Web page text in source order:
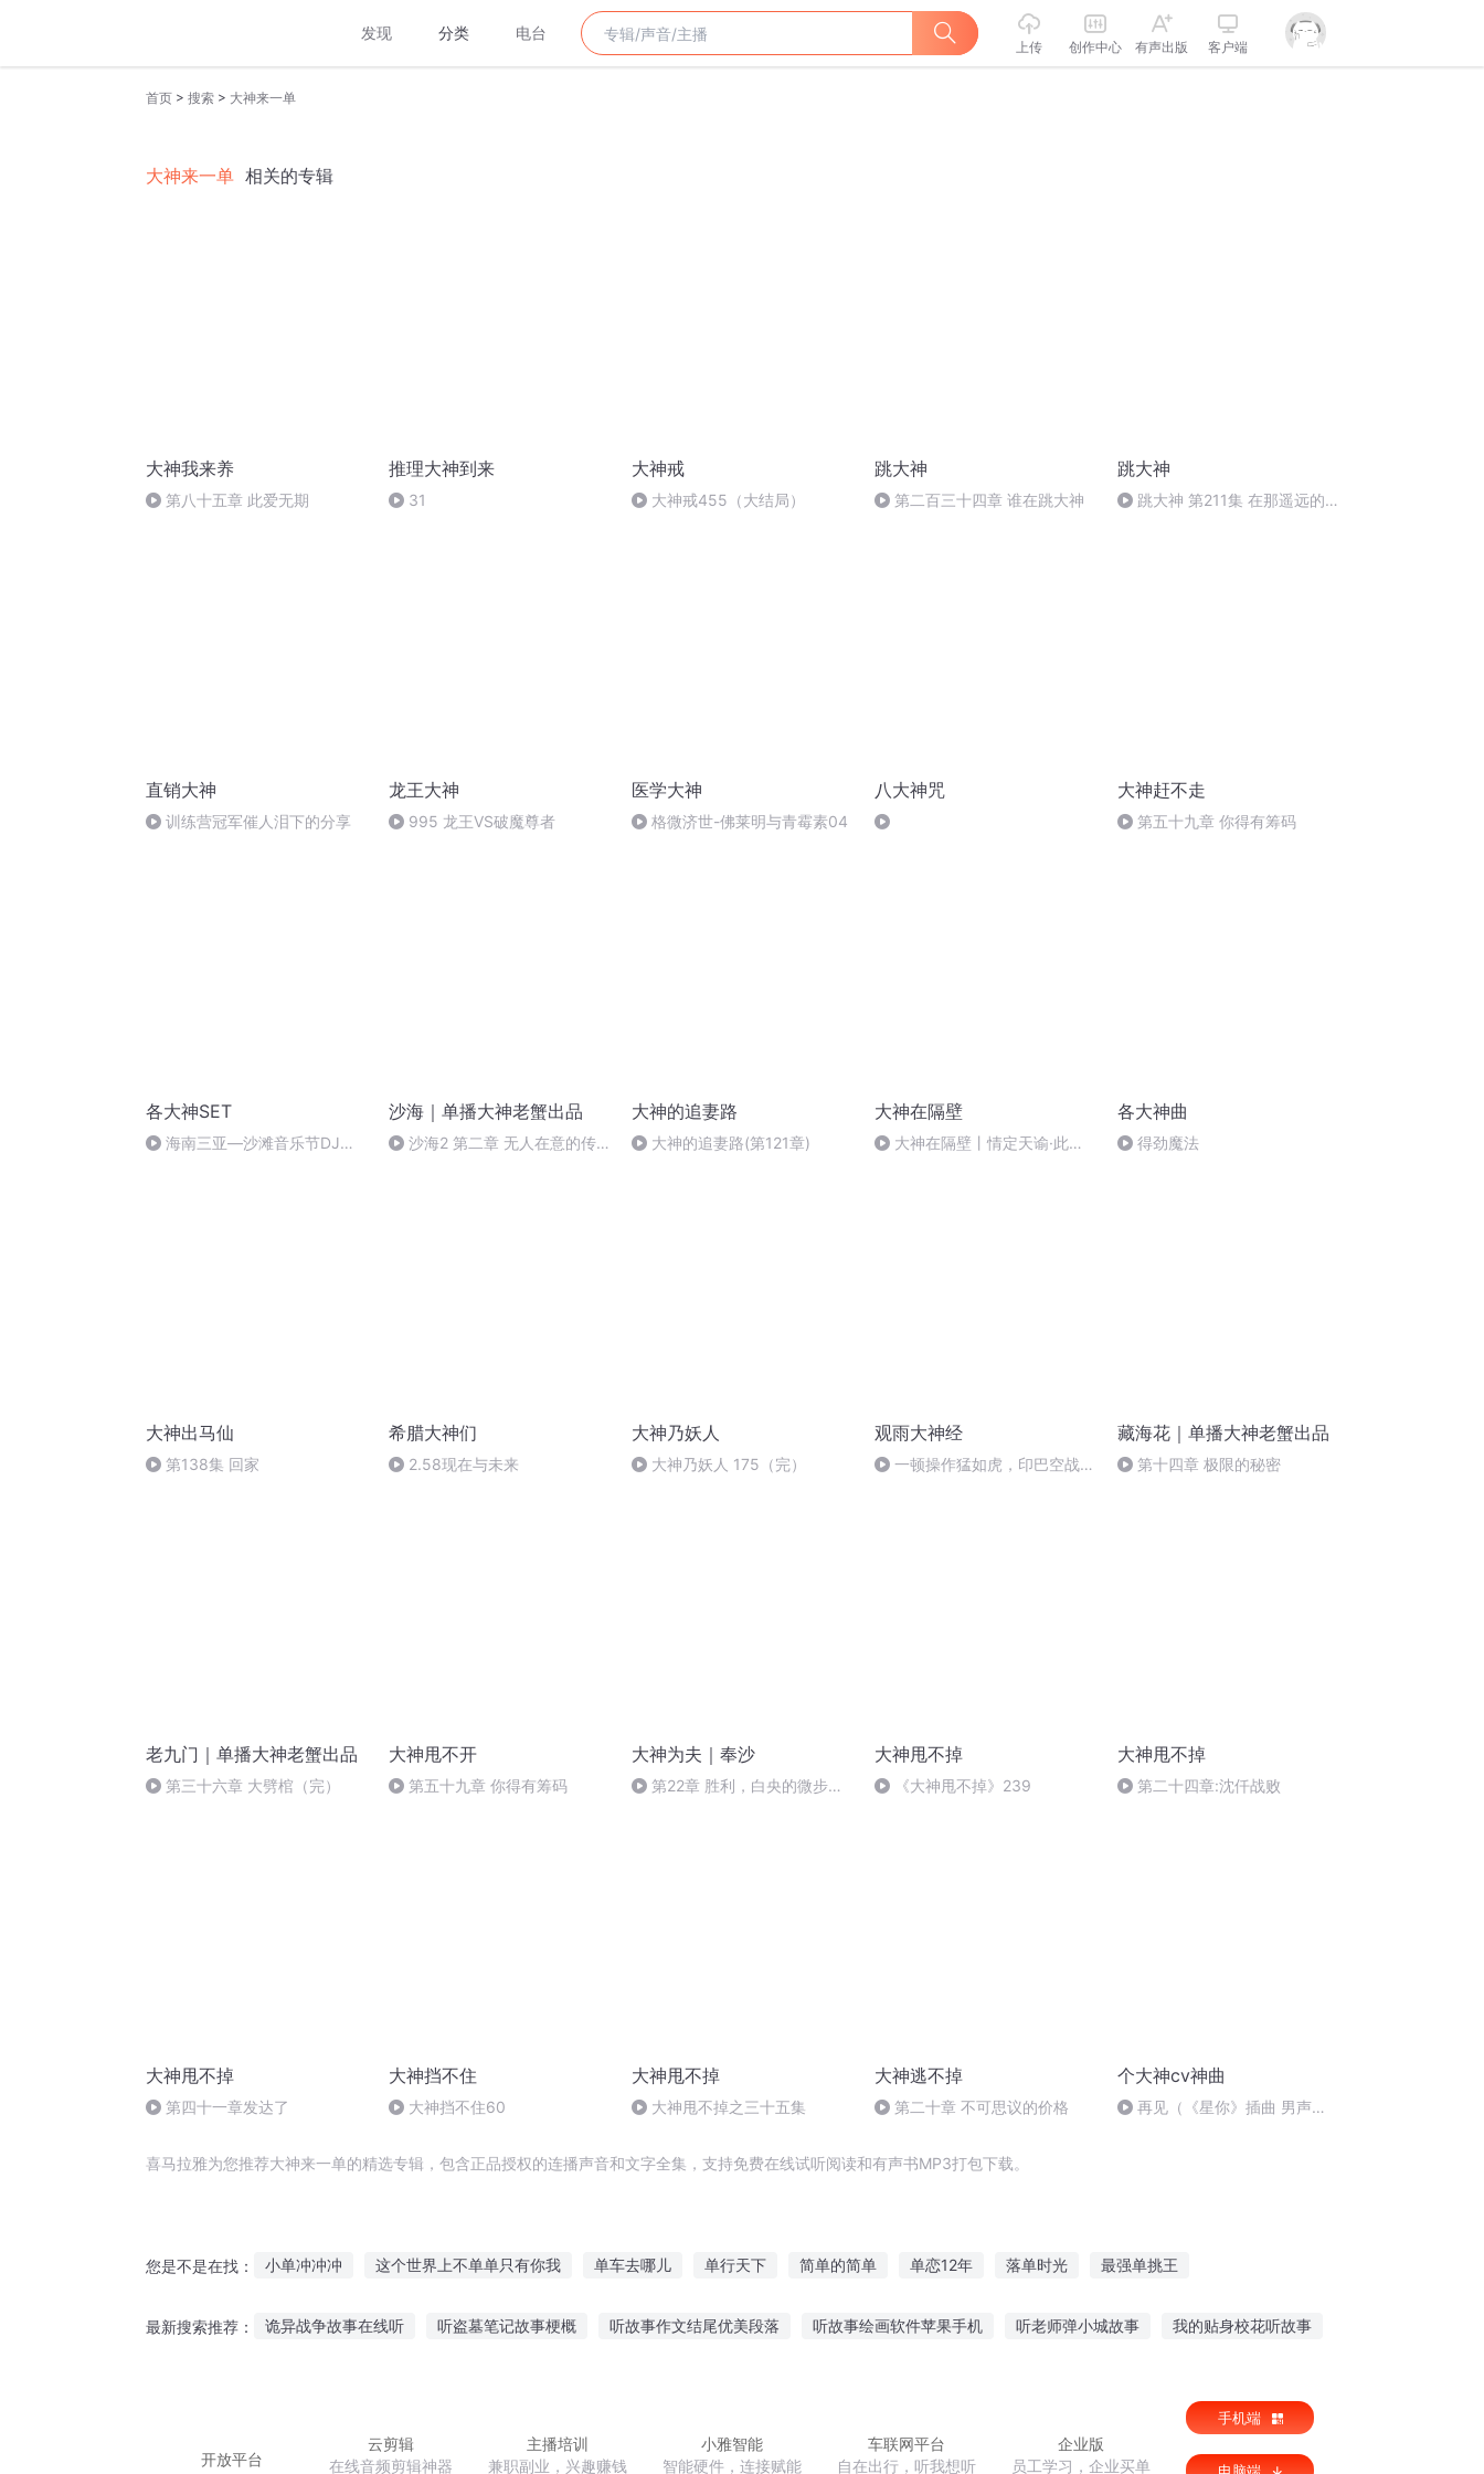
发现 分类 电台
上传 创作中心 有声出版 客户端
首页 > 搜索 > 大神来一单
大神来一单 相关的专辑
大神我来养
第八十五章 此爱无期
推理大神到来
31
大神戒
大神戒455（大结局）
跳大神
第二百三十四章 谁在跳大神
跳大神
跳大神 第211集 在那遥远的
直销大神
训练营冠军催人泪下的分享
龙王大神
995 龙王VS破魔尊者
医学大神
格微济世-佛莱明与青霉素04
八大神咒 大神赶不走
第五十九章 你得有筹码
各大神SET
海南三亚—沙滩音乐节DJ皮
沙海｜单播大神老蟹出品
沙海2 第二章 无人在意的传
大神的追妻路
大神的追妻路(第121章)
大神在隔壁
大神在隔壁丨情定天谕·此生
各大神曲
得劲魔法
大神出马仙
第138集 回家
希腊大神们
2.58现在与未来
大神乃妖人
大神乃妖人 175（完）
观雨大神经
一顿操作猛如虎，印巴空战0
藏海花｜单播大神老蟹出品
第十四章 极限的秘密
老九门｜单播大神老蟹出品
第三十六章 大劈棺（完）
大神甩不开
第五十九章 你得有筹码
大神为夫｜奉沙
第22章 胜利，白央的微步抖
大神甩不掉
《大神甩不掉》239
大神甩不掉
第二十四章:沈仟战败
大神甩不掉
第四十一章发达了
大神挡不住
大神挡不住60
大神甩不掉
大神甩不掉之三十五集
大神逃不掉
第二十章 不可思议的价格
个大神cv神曲
再见（《星你》插曲 男声中
喜马拉雅为您推荐大神来一单的精选专辑，包含正品授权的连播声音和文字全集，支持免费在线试听阅读和有声书MP3打包下载。
您是不是在找： 小单冲冲冲 这个世界上不单单只有你我 单车去哪儿 单行天下 简单的简单 单恋12年 落单时光 最强单挑王
最新搜索推荐： 诡异战争故事在线听 听盗墓笔记故事梗概 听故事作文结尾优美段落 听故事绘画软件苹果手机 听老师弹小城故事 我的贴身校花听故事
开放平台
云剪辑
在线音频剪辑神器
主播培训
兼职副业，兴趣赚钱
小雅智能
智能硬件，连接赋能
车联网平台
自在出行，听我想听
企业版
员工学习，企业买单
手机端